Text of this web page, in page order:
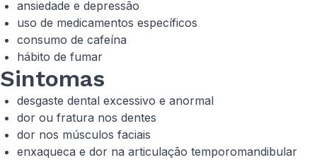
ansiedade e depressão
uso de medicamentos específicos
consumo de cafeína
hábito de fumar
Sintomas
desgaste dental excessivo e anormal
dor ou fratura nos dentes
dor nos músculos faciais
enxaqueca e dor na articulação temporomandibular